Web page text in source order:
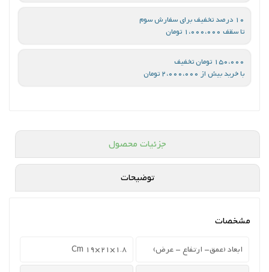
10 درصد تخفیف برای سفارش سوم
تا سقف 1،000،000 تومان
150،000 تومان تخفیف
با خرید بیش از 2،000،000 تومان
جزئیات محصول
توضیحات
مشخصات
ابعاد (عمق- ارتفاع - عرض) 1.8×21×19 Cm